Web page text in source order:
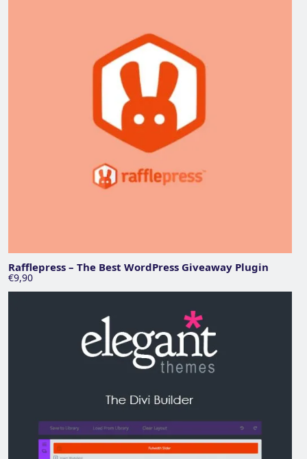
Rafflepress – The Best WordPress Giveaway Plugin
€9,90